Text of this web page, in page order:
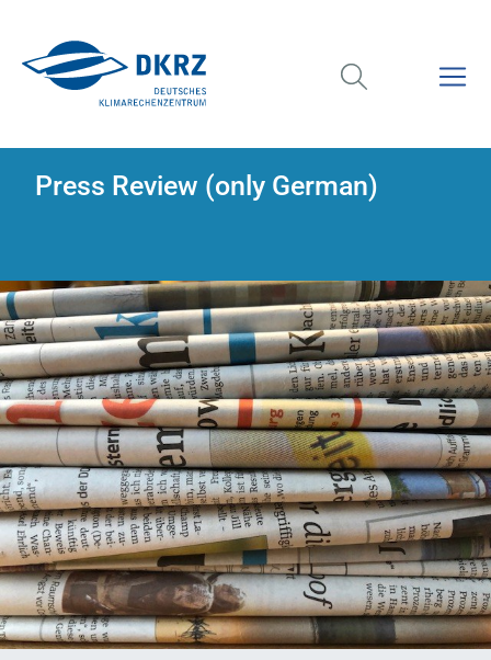
Press Review (only German)